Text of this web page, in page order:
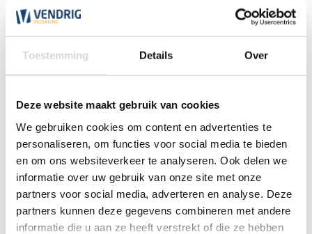
Toestemming Details Over
Deze website maakt gebruik van cookies
We gebruiken cookies om content en advertenties te
personaliseren, om functies voor social media te bieden
en om ons websiteverkeer te analyseren. Ook delen we
informatie over uw gebruik van onze site met onze
partners voor social media, adverteren en analyse. Deze
partners kunnen deze gegevens combineren met andere
informatie die u aan ze heeft verstrekt of die ze hebben
Klantenservice
open tussen 7:30 en 17:30 uur.
*Magazijn heeft andere openingstijden
0348 4791 95
Chat